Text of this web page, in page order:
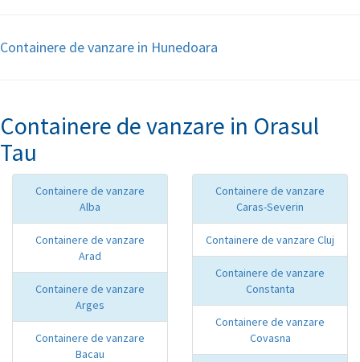
Containere de vanzare in Hunedoara
Containere de vanzare in Orasul
Tau
Containere de vanzare
Alba
Containere de vanzare
Arad
Containere de vanzare
Arges
Containere de vanzare
Bacau
Containere de vanzare
Caras-Severin
Containere de vanzare Cluj
Containere de vanzare
Constanta
Containere de vanzare
Covasna